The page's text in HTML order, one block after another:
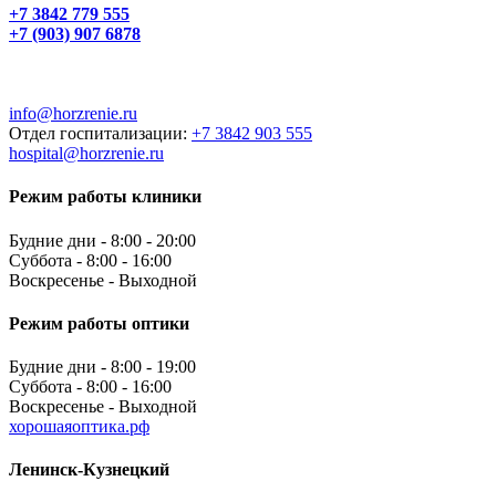
+7 3842 779 555
+7 (903) 907 6878
info@horzrenie.ru
Отдел госпитализации: +7 3842 903 555
hospital@horzrenie.ru
Режим работы клиники
Будние дни - 8:00 - 20:00
Суббота - 8:00 - 16:00
Воскресенье - Выходной
Режим работы оптики
Будние дни - 8:00 - 19:00
Суббота - 8:00 - 16:00
Воскресенье - Выходной
хорошаяоптика.рф
Ленинск-Кузнецкий